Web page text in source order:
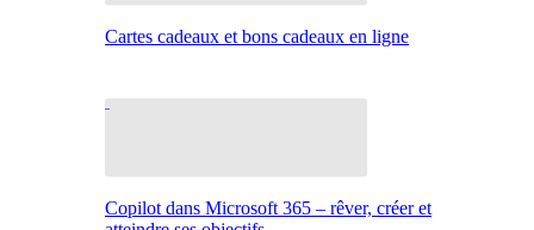
Cartes cadeaux et bons cadeaux en ligne
Copilot dans Microsoft 365 – rêver, créer et